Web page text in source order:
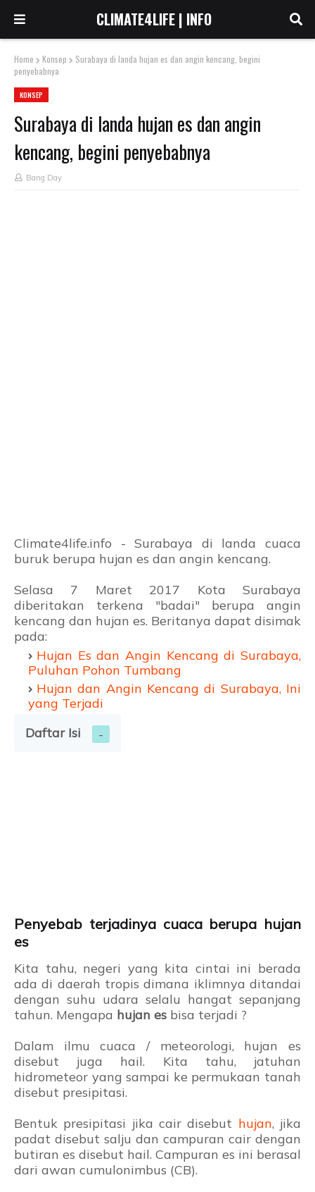
CLIMATE4LIFE | INFO
Home Konsep
Surabaya di landa hujan es dan angin kencang, begini
penyebabnya
KONSEP
Surabaya di landa hujan es dan angin
kencang, begini penyebabnya
Bang Day
Climate4life.info - Surabaya di landa cuaca
buruk berupa hujan es dan angin kencang.
Selasa 7 Maret 2017 Kota Surabaya
diberitakan terkena "badai" berupa angin
kencang dan hujan es. Beritanya dapat disimak
pada:
Hujan Es dan Angin Kencang di Surabaya,
Puluhan Pohon Tumbang
Hujan dan Angin Kencang di Surabaya, Ini
yang Terjadi
Daftar Isi
Penyebab terjadinya cuaca berupa hujan
es
Kita tahu, negeri yang kita cintai ini berada
ada di daerah tropis dimana iklimnya ditandai
dengan suhu udara selalu hangat sepanjang
tahun. Mengapa hujan es bisa terjadi ?
Dalam ilmu cuaca / meteorologi, hujan es
disebut juga hail. Kita tahu, jatuhan
hidrometeor yang sampai ke permukaan tanah
disebut presipitasi.
Bentuk presipitasi jika cair disebut hujan, jika
padat disebut salju dan campuran cair dengan
butiran es disebut hail. Campuran es ini berasal
dari awan cumulonimbus (CB).